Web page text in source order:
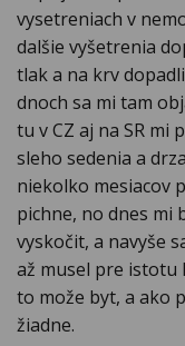
vysetreniach v
dalšie vyšetrenia
tlak a na krv
dnoch sa mi tam
tu v CZ aj na SR mi
sleho sedenia a
niekolko mesiacov
pichne, no dnes mi
vyskočit, a navyše
až musel pre istotu
to može byt, a ako
žiadne.